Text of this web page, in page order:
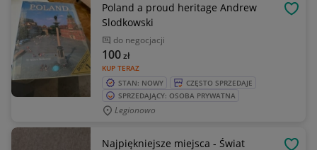
Poland a proud heritage Andrew
Slodkowski
do negocjacji
KUP TERAZ
100zł
STAN: NOWY
CZĘSTO SPRZEDAJE
SPRZEDAJĄCY: OSOBA PRYWATNA
Legionowo
Najpiękniejsze miejsca - Świat